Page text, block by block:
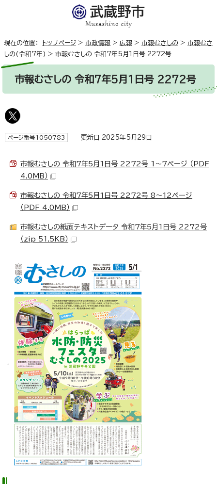
現在の位置： トップページ > 市政情報 > 広報 > 市報むさしの > 市報むさ
しの(令和7年) > 市報むさしの 令和7年5月1日号 2272号
市報むさしの 令和7年5月1日号 2272号
ページ番号1050783 更新日 2025年5月29日
市報むさしの 令和7年5月1日号 2272号 1～7ページ （PDF
4.0MB）
市報むさしの 令和7年5月1日号 2272号 8～12ページ
（PDF 4.0MB）
市報むさしの紙面テキストデータ 令和7年5月1日号 2272号
（zip 51.5KB）